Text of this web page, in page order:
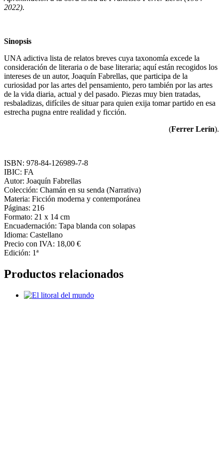
2022).
Sinopsis
UNA adictiva lista de relatos breves cuya taxonomía excede la
consideración de literaria o de base literaria; aquí están recogidos los
intereses de un autor, Joaquín Fabrellas, que participa de la
curiosidad por las artes del pensamiento, pero también por las artes
de la vida diaria, actual y del pasado. Piezas muy bien tratadas,
resbaladizas, difíciles de situar para quien exija tomar partido en esa
estrecha pugna entre realidad y ficción.
(Ferrer Lerín).
ISBN: 978-84-126989-7-8
IBIC: FA
Autor: Joaquín Fabrellas
Colección: Chamán en su senda (Narrativa)
Materia: Ficción moderna y contemporánea
Páginas: 216
Formato: 21 x 14 cm
Encuadernación: Tapa blanda con solapas
Idioma: Castellano
Precio con IVA: 18,00 €
Edición: 1ª
Productos relacionados